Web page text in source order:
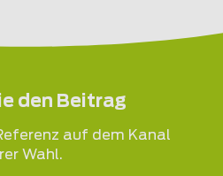
den Beitrag
auf dem Kanal
Wahl.